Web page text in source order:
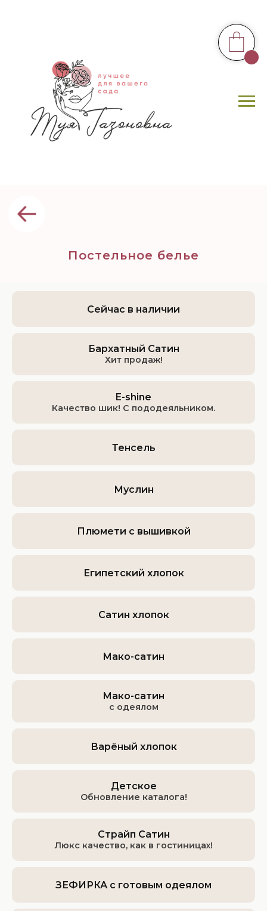
Постельное белье
Сейчас в наличии
Бархатный Сатин
Хит продаж!
E-shine
Качество шик! С пододеяльником.
Тенсель
Муслин
Плюмети с вышивкой
Египетский хлопок
Сатин хлопок
Мако-сатин
Мако-сатин
с одеялом
Варёный хлопок
Детское
Обновление каталога!
Страйп Сатин
Люкс качество, как в гостиницах!
ЗЕФИРКА с готовым одеялом